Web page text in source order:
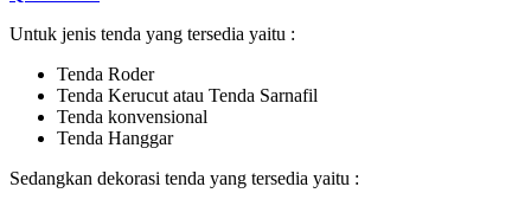
Untuk jenis tenda yang tersedia yaitu :
Tenda Roder
Tenda Kerucut atau Tenda Sarnafil
Tenda konvensional
Tenda Hanggar
Sedangkan dekorasi tenda yang tersedia yaitu :